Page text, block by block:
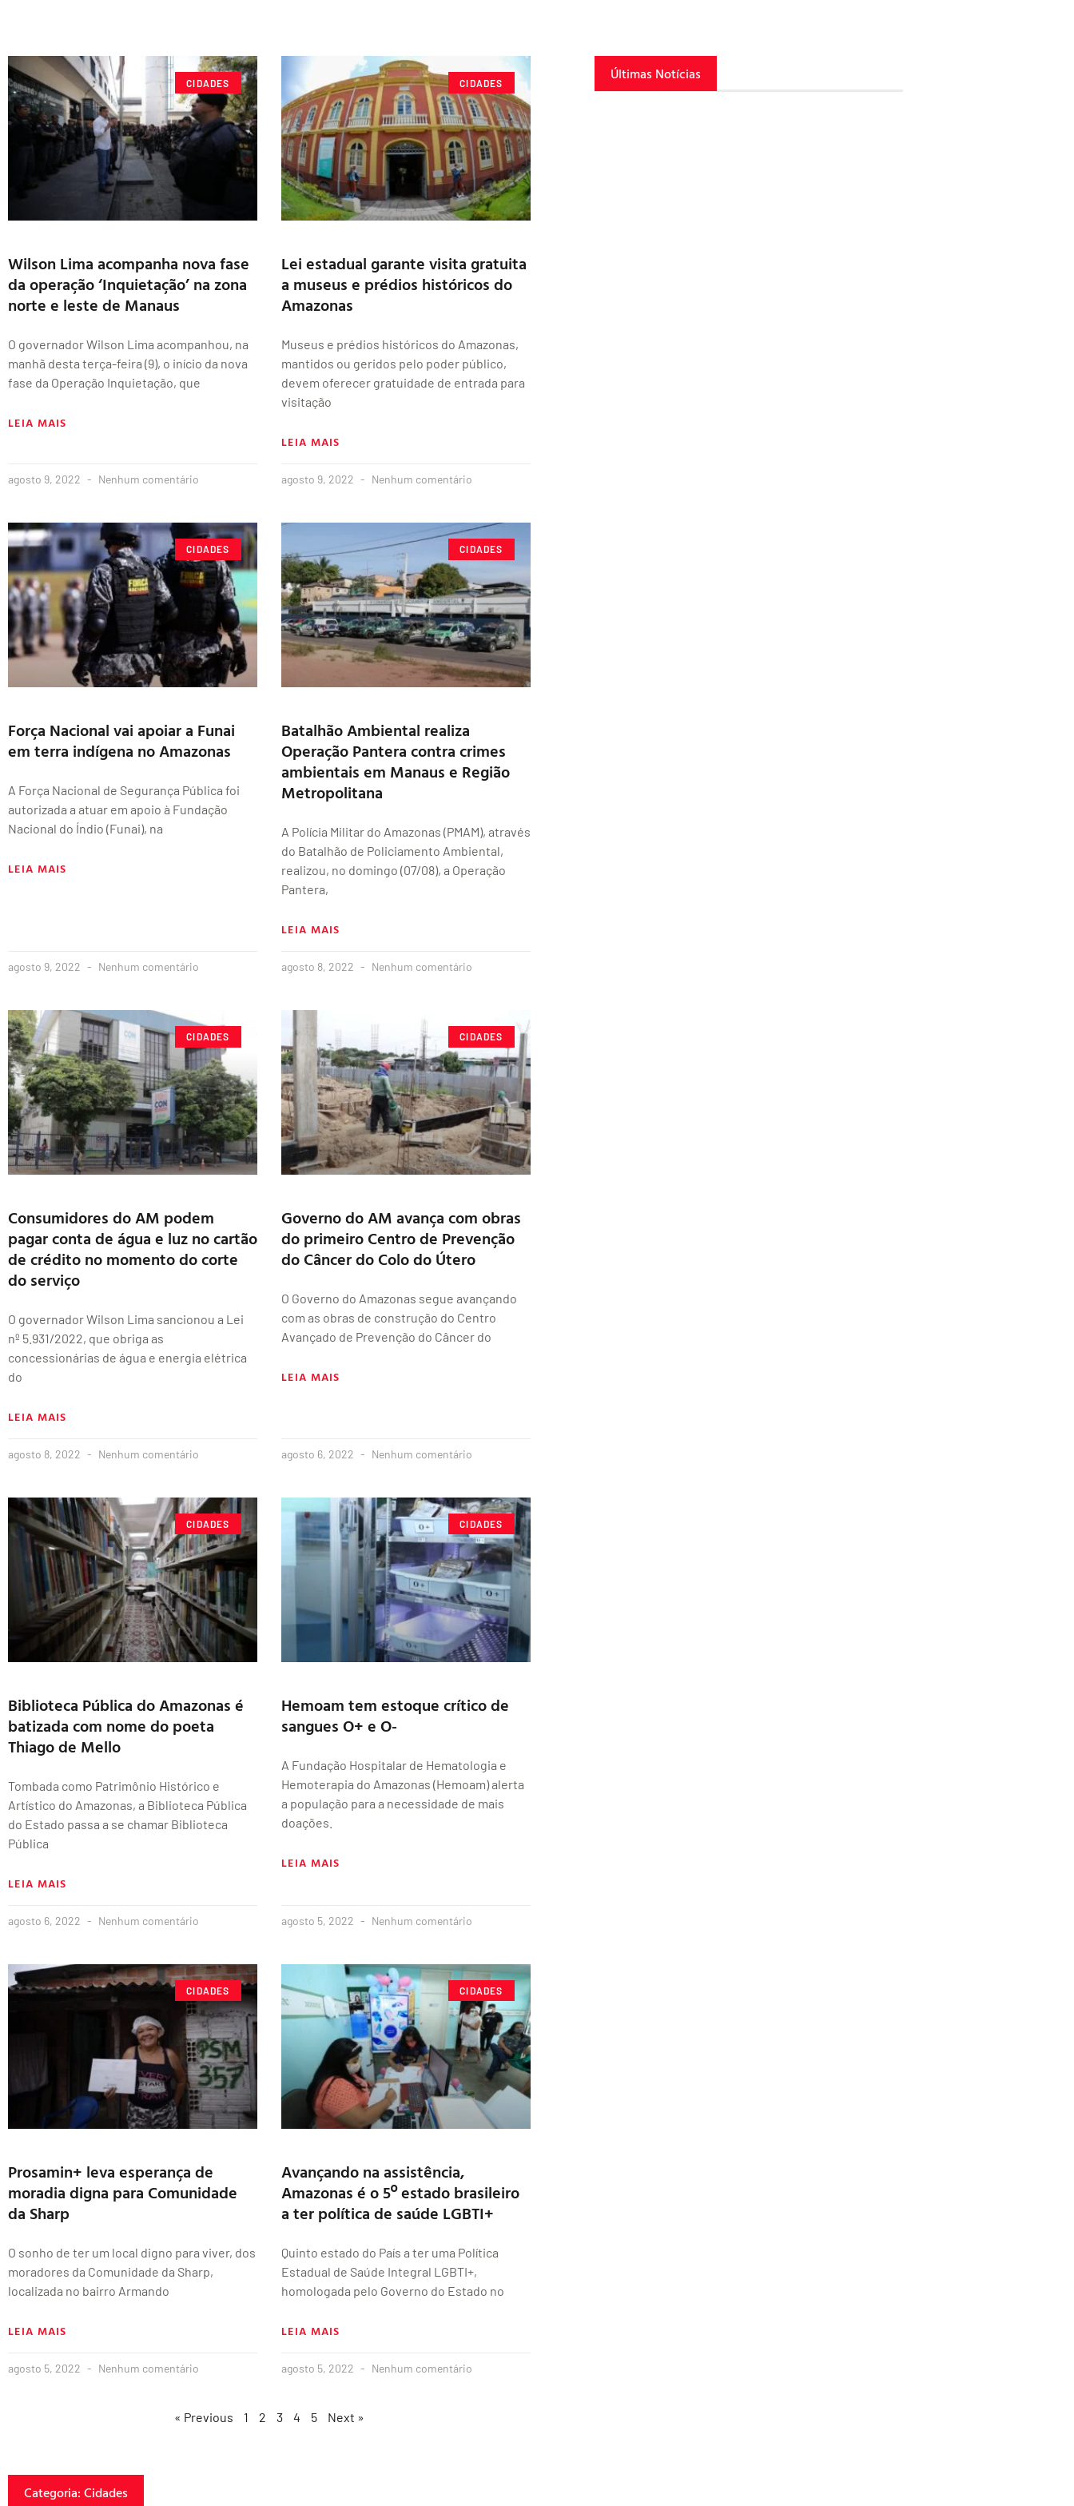
CIDADES
Wilson Lima acompanha nova fase
da operação ‘Inquietação’ na zona
norte e leste de Manaus
O governador Wilson Lima acompanhou, na
manhã desta terça-feira (9), o início da nova
fase da Operação Inquietação, que
LEIA MAIS
agosto 9, 2022 Nenhum comentário
CIDADES
Lei estadual garante visita gratuita
a museus e prédios históricos do
Amazonas
Museus e prédios históricos do Amazonas,
mantidos ou geridos pelo poder público,
devem oferecer gratuidade de entrada para
visitação
LEIA MAIS
agosto 9, 2022 Nenhum comentário
CIDADES
Força Nacional vai apoiar a Funai
em terra indígena no Amazonas
A Força Nacional de Segurança Pública foi
autorizada a atuar em apoio à Fundação
Nacional do Índio (Funai), na
LEIA MAIS
agosto 9, 2022 Nenhum comentário
CIDADES
Batalhão Ambiental realiza
Operação Pantera contra crimes
ambientais em Manaus e Região
Metropolitana
A Polícia Militar do Amazonas (PMAM), através
do Batalhão de Policiamento Ambiental,
realizou, no domingo (07/08), a Operação
Pantera,
LEIA MAIS
agosto 8, 2022 Nenhum comentário
CIDADES
Consumidores do AM podem
pagar conta de água e luz no cartão
de crédito no momento do corte
do serviço
O governador Wilson Lima sancionou a Lei
nº 5.931/2022, que obriga as
concessionárias de água e energia elétrica
do
LEIA MAIS
agosto 8, 2022 Nenhum comentário
CIDADES
Governo do AM avança com obras
do primeiro Centro de Prevenção
do Câncer do Colo do Útero
O Governo do Amazonas segue avançando
com as obras de construção do Centro
Avançado de Prevenção do Câncer do
LEIA MAIS
agosto 6, 2022 Nenhum comentário
CIDADES
Biblioteca Pública do Amazonas é
batizada com nome do poeta
Thiago de Mello
Tombada como Patrimônio Histórico e
Artístico do Amazonas, a Biblioteca Pública
do Estado passa a se chamar Biblioteca
Pública
LEIA MAIS
agosto 6, 2022 Nenhum comentário
CIDADES
Hemoam tem estoque crítico de
sangues O+ e O-
A Fundação Hospitalar de Hematologia e
Hemoterapia do Amazonas (Hemoam) alerta
a população para a necessidade de mais
doações.
LEIA MAIS
agosto 5, 2022 Nenhum comentário
CIDADES
Prosamin+ leva esperança de
moradia digna para Comunidade
da Sharp
O sonho de ter um local digno para viver, dos
moradores da Comunidade da Sharp,
localizada no bairro Armando
LEIA MAIS
agosto 5, 2022 Nenhum comentário
CIDADES
Avançando na assistência,
Amazonas é o 5º estado brasileiro
a ter política de saúde LGBTI+
Quinto estado do País a ter uma Política
Estadual de Saúde Integral LGBTI+,
homologada pelo Governo do Estado no
LEIA MAIS
agosto 5, 2022 Nenhum comentário
« Previous 1 2 3 4 5 Next »
Categoria: Cidades
Últimas Notícias